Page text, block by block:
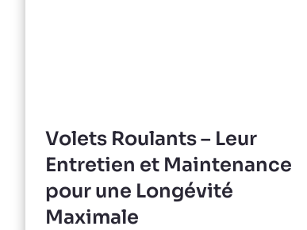
Volets Roulants – Leur
Entretien et Maintenance
pour une Longévité
Maximale